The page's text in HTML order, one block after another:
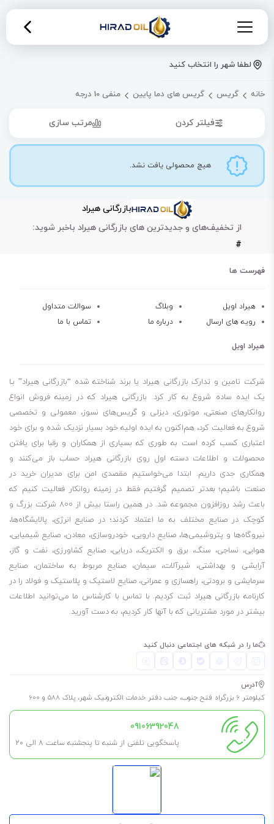
لطفا شهر را انتخاب کنید
خانه گریس گریس های دما پایین منفی 10 درجه
فیلتر کردن مرتب سازی
هیچ محصولی یافت نشد.
بازرگانی هیراد
از تخفیف‌های و جدیدترین های بازرگانی هیراد باخبر شوید:
#
فهرست ها
هیراد اویل وبلاگ
سوالات متداول
رویه های ارسال
درباره ما تماس با ما
هیراد اویل
شرکت تامین و تدارک بازرگانی هیراد یا برند شناخته شده “بازرگانی هیراد” بـا
یک ایده ساده شروع به کار کرد. بازرگانی هیراد که در زمینه فروش انواع
روانکارهای صنعتی، موتوری، دیزلی و گریس‌های نسوز، معمولی و تخصصی
شروع به فعالیت کرد، هم‌اکنون به ایده اولیه خود بسیار نزدیک شده و برای خود
اعتباری کسب کرده است به طوری که بسیاری از همکاران و رقبا برای یافتن
محصولات و اطلاعات دسته اول روی بازرگانی هیراد حساب باز می‌کنند و
همکاری جدی داریم. ابتدا می‌خواستیم مقصدی امن برای مدیران خرید در
صنعت باشیم؛ بعدتر تصمیم گرفتیم فقط در زمینه روانکار فعالیت کنیم که
باعث رشد روزافزون مجموعه شد. در همین راستا بیش از 800 شرکت بزرگ و
کوچک در صنایع مختلف به ما اعتماد کردند؛ در صنایع انرژی، پالایشگاه‌ها،
نیروگاه‌ها و پتروشیمی‌ها، صنایع دارویی، خودروسازی، معادن، صنایع شیمیایی،
هوایی، نساجی، سنگ، برق و الکتریک، دریایی، صنایع کشاورزی، نفت و گاز،
آرایشی و بهداشتی، شیرآلات، سیمان، صنایع مربوط به ساختمان، صنایع
سرمایشی و برودتی، راهسازی و عمرانی، صنایع لاستیک و پلاستیک و فولاد را در
کارنامه بازرگانی هیراد ثبت کردیم. با تماس با کارشناس ما می‌توانید اطلاعات
بیشتر در مورد مشتریانی که با آنها کار کردیم، به دست آورید.
ما را در شبکه های اجتماعی دنبال کنید
آدرس
کیلومتر 6 بزرگراه فتح جنوب، جنب دفتر خدمات الکترونیک شهر، پلاک 588 و 600
09106392048
پاسخگویی تلفنی از شنبه تا پنجشنبه ساعت 8 الی ۲۰